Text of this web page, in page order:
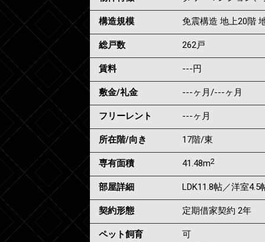
構造規模 免震構造 地上20階
総戸数 262戸
賃料 ---円
敷金/礼金 ---ヶ月/---ヶ月
フリーレント ---ヶ月
所在階/向き 17階/東
専有面積 41.48m2
部屋詳細 LDK11.8帖／洋室4.5
契約形態 定期借家契約 2年
ペット飼育
可